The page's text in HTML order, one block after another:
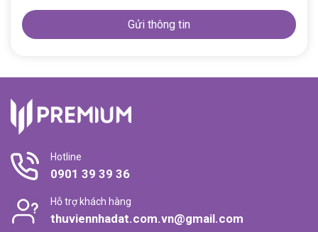
Gửi thông tin
Hotline
0901 39 39 36
Hỗ trợ khách hàng
thuviennhadat.com.vn@gmail.com